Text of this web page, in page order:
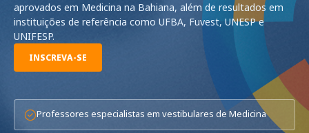
aprovados em Medicina na Bahiana, além de resultados em
instituições de referência como UFBA, Fuvest, UNESP e
UNIFESP.
INSCREVA-SE
Professores especialistas em vestibulares de Medicina